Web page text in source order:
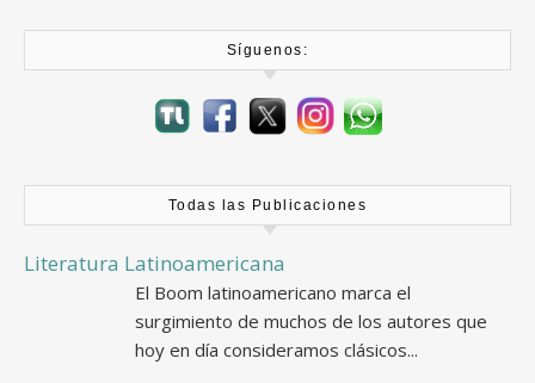
Síguenos:
Todas las Publicaciones
Literatura Latinoamericana
El Boom latinoamericano marca el
surgimiento de muchos de los autores que
hoy en día consideramos clásicos...